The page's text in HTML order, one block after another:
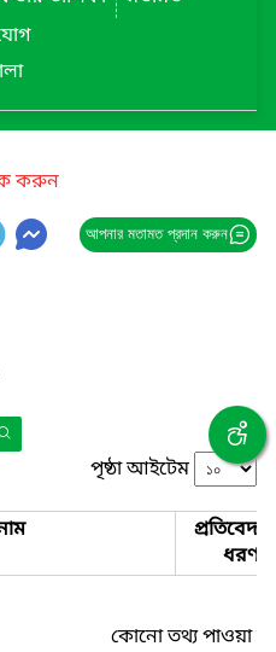
করুন
আপনার মতামত প্রদান করুন
পৃষ্ঠা আইটেম
ধরণ
কোনো তথ্য পাওয়া